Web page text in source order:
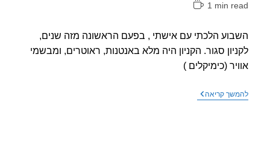
1 min
הלכתי עם אישתי , בפעם הראשונה מזה שנים,
סגור. הקניון היה מלא באנטנות, ראוטרים, ומבשמי
(כימיקלים )
קריאהמרק